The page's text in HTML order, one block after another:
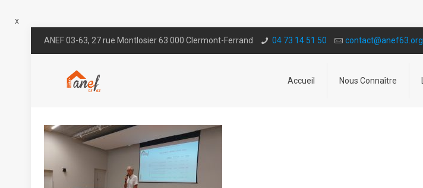
x
ANEF 03-63, 27 rue Montlosier 63 000 Clermont-Ferrand 04 73 14 51 50 contact@a­nef63.org
Accueil Nous Connaître